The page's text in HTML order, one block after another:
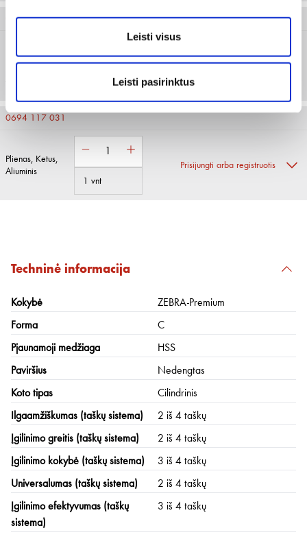
Leisti visus
Leisti pasirinktus
0694 117 025
Nerūdijantis
Prisijungti arba registruotis
0694 117 031
Plienas, Ketus,
Aliuminis
1 vnt
Prisijungti arba registruotis
Techninė informacija
Kokybė ZEBRA-Premium
Forma C
Pjaunamoji medžiaga HSS
Paviršius Nedengtas
Koto tipas Cilindrinis
Ilgaamžiškumas (taškų sistema) 2 iš 4 taškų
Įgilinimo greitis (taškų sistema) 2 iš 4 taškų
Įgilinimo kokybė (taškų sistema) 3 iš 4 taškų
Universalumas (taškų sistema) 2 iš 4 taškų
Įgilinimo efektyvumas (taškų
sistema)
3 iš 4 taškų